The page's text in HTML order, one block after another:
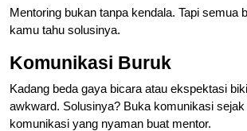
Mentoring bukan tanpa kendala. Tapi semua
kamu tahu solusinya.
Komunikasi Buruk
Kadang beda gaya bicara atau ekspektasi
awkward. Solusinya? Buka komunikasi
komunikasi yang nyaman buat mentor.